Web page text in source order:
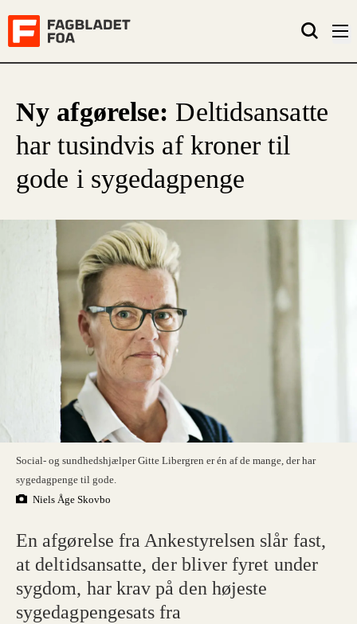
Ny afgørelse: Deltidsansatte
har tusindvis af kroner til
gode i sygedagpenge
Social- og sundhedshjælper Gitte Libergren er én af de mange, der har
sygedagpenge til gode.
Niels Åge Skovbo
En afgørelse fra Ankestyrelsen slår fast,
at deltidsansatte, der bliver fyret under
sygdom, har krav på den højeste
sygedagpengesats fra